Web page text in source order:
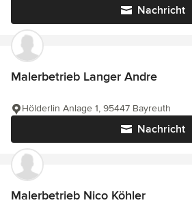
Nachricht
Malerbetrieb Langer Andre
Nachricht
Hölderlin Anlage 1, 95447 Bayreuth
Malerbetrieb Nico Köhler